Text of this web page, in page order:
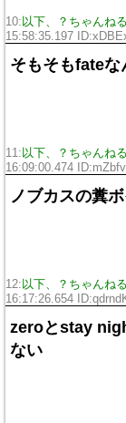
10: 以下、？ちゃんね
15:58:35.197
そもそもfate
11: 以下、？ちゃんね
16:09:00.474
ノブカスの糞
12: 以下、？ちゃんね
16:17:26.654
zeroとstay
ない